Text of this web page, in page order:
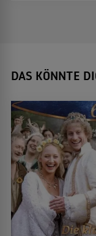
DAS KÖNNTE